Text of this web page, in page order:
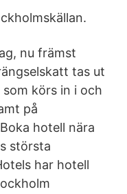
nu främst
tas ut
körs in i och
på
hotell nära
största
har hotell